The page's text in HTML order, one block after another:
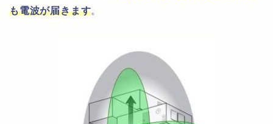
も電波が届きます。